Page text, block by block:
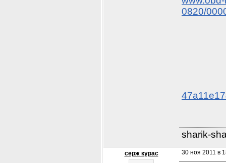
0820/
sharik-
серж курас 30 ноя 2011 в